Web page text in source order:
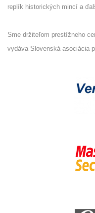
replík historických mincí a
Sme držiteľom prestížneho
vydáva Slovenská asociácia